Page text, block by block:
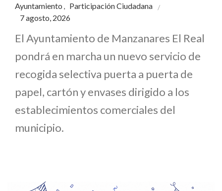
Ayuntamiento , Participación Ciudadana
7 agosto, 2026
El Ayuntamiento de Manzanares El Real
pondrá en marcha un nuevo servicio de
recogida selectiva puerta a puerta de
papel, cartón y envases dirigido a los
establecimientos comerciales del
municipio.